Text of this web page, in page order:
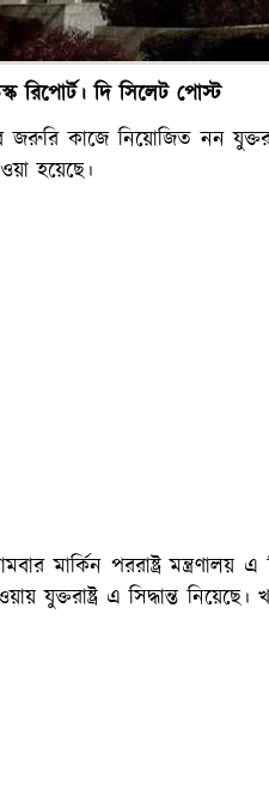
রিপোর্ট। দি সিলেট পোস্ট
জরুরি কাজে নিয়োজিত নন
হয়েছে।
মার্কিন পররাষ্ট্র
যুক্তরাষ্ট্র এ সিদ্ধান্ত